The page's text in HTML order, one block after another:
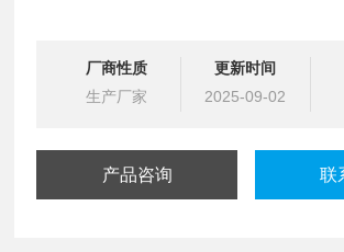
厂商性质
生产厂家
更新时间
2025-09-02
产品咨询 联